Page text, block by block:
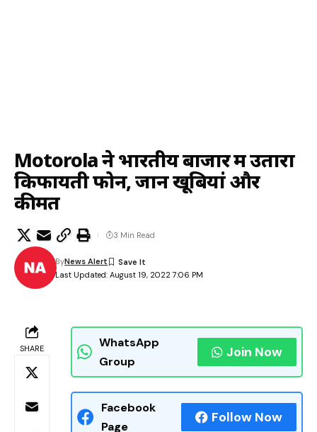
Motorola ने भारतीय बाजार में उतारा
किफायती फोन, जानें खूबियां और
कीमत
Last Updated: August 19, 2022 7:06 PM
ByNews Alert
3 Min Read
SHARE
WhatsApp
Group
Join Now
Facebook
Page
Follow Now